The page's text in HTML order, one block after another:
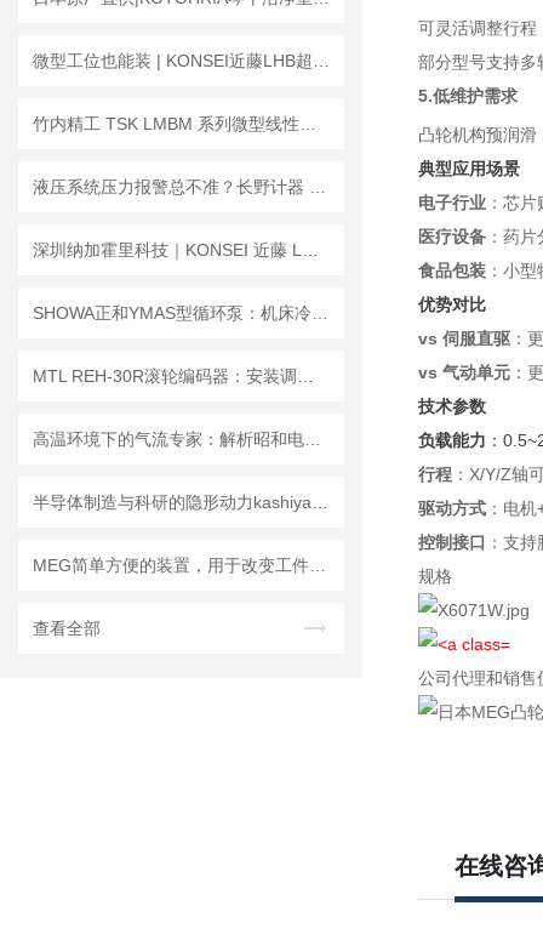
查看全部
可灵活调整行程
部分型号支持多
5.低维护需求
凸轮机构预润
典型应用场景
电子行业：芯片
医疗设备：药片
食品包装：小型
优势对比
vs 伺服直驱：
vs 气动单元：
技术参数
负载能力 ：
行程：X/Y/Z轴
驱动方式：电机
控制接口 ：支
规格
公司代理和销售
在线咨